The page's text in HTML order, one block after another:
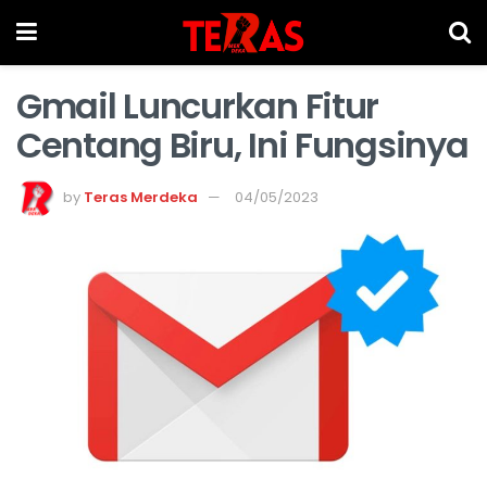
Gmail Luncurkan Fitur
Centang Biru, Ini Fungsinya
by Teras Merdeka 04/05/2023